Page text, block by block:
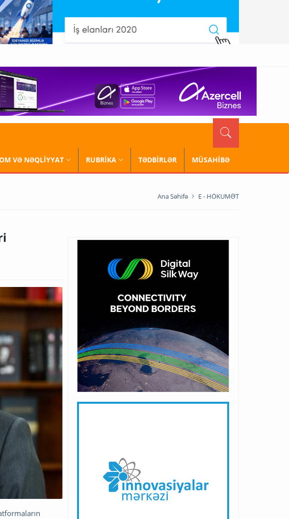
VƏ NƏQLİYYAT RUBRİKA TƏDBİRLƏR MÜSAHİBƏ
Ana Səhifə E - HÖKUMƏT